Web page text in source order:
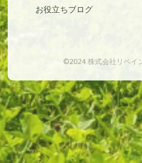
お役立ちブログ
©2024 株式会社リペイ